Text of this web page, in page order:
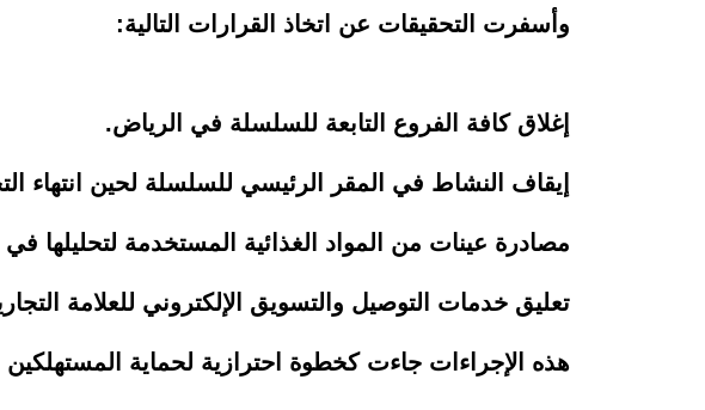
وأسفرت التحقيقات عن اتخاذ القرارات التالية:
إغلاق كافة الفروع التابعة للسلسلة في الرياض.
إيقاف النشاط في المقر الرئيسي للسلسلة لحين انتهاء
مصادرة عينات من المواد الغذائية المستخدمة لتحليلها
تعليق خدمات التوصيل والتسويق الإلكتروني للعلامة
هذه الإجراءات جاءت كخطوة احترازية لحماية